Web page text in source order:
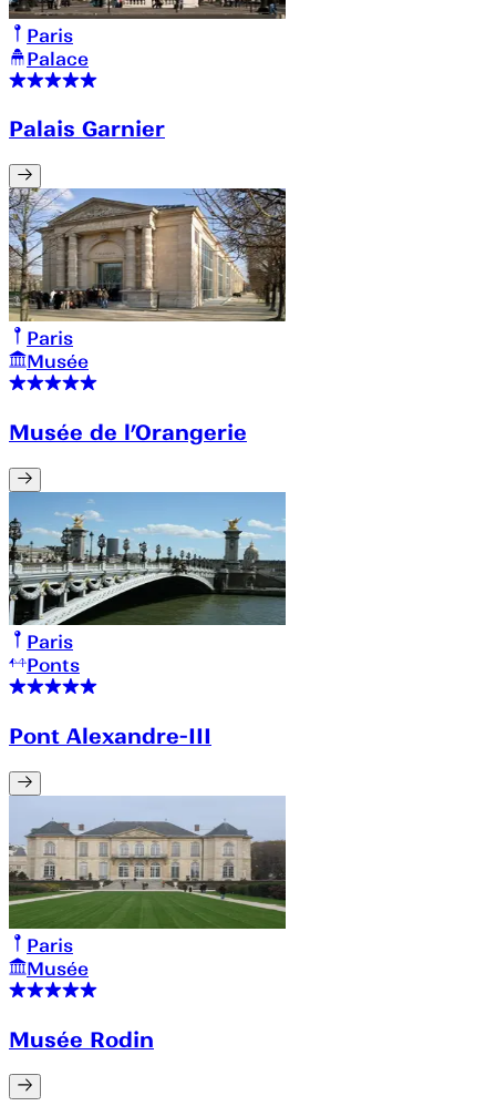
Paris
Palace
Palais Garnier
Paris
Musée
Musée de l’Orangerie
Paris
Ponts
Pont Alexandre-III
Paris
Musée
Musée Rodin